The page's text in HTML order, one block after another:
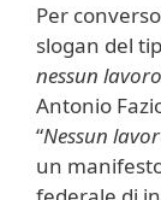
Per
slogan del
nessun lavoro
Antonio
“Nessun
un